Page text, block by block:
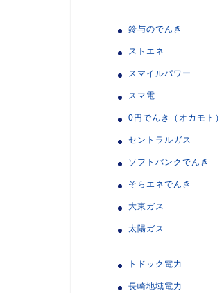
鈴与のでんき
ストエネ
スマイルパワー
スマ電
0円でんき（オカモト）
セントラルガス
ソフトバンクでんき
そらエネでんき
大東ガス
太陽ガス
トドック電力
長崎地域電力